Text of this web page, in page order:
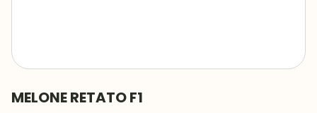
MELONE RETATO F1